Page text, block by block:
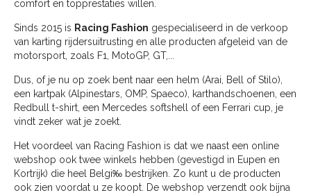
comfort en topprestaties willen.
Sinds 2015 is Racing Fashion gespecialiseerd in de verkoop
van karting rijdersuitrusting en alle producten afgeleid van de
motorsport, zoals F1, MotoGP, GT,...
Dus, of je nu op zoek bent naar een helm (Arai, Bell of Stilo),
een kartpak (Alpinestars, OMP, Spaeco), karthandschoenen, een
Redbull t-shirt, een Mercedes softshell of een Ferrari cup, je
vindt zeker wat je zoekt.
Het voordeel van Racing Fashion is dat we naast een online
webshop ook twee winkels hebben (gevestigd in Eupen en
Kortrijk) die heel Belgi‰ bestrijken. Zo kunt u de producten
ook zien voordat u ze koopt. De webshop verzendt ook bijna